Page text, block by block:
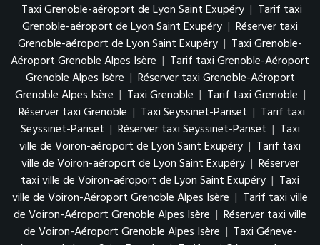
Taxi Grenoble-aéroport de Lyon Saint Exupéry | Tarif taxi
Grenoble-aéroport de Lyon Saint Exupéry | Réserver taxi
Grenoble-aéroport de Lyon Saint Exupéry | Taxi Grenoble-
Aéroport Grenoble Alpes Isère | Tarif taxi Grenoble-Aéroport
Grenoble Alpes Isère | Réserver taxi Grenoble-Aéroport
Grenoble Alpes Isère | Taxi Grenoble | Tarif taxi Grenoble |
Réserver taxi Grenoble | Taxi Seyssinet-Pariset | Tarif taxi
Seyssinet-Pariset | Réserver taxi Seyssinet-Pariset | Taxi
ville de Voiron-aéroport de Lyon Saint Exupéry | Tarif taxi
ville de Voiron-aéroport de Lyon Saint Exupéry | Réserver
taxi ville de Voiron-aéroport de Lyon Saint Exupéry | Taxi
ville de Voiron-Aéroport Grenoble Alpes Isère | Tarif taxi ville
de Voiron-Aéroport Grenoble Alpes Isère | Réserver taxi ville
de Voiron-Aéroport Grenoble Alpes Isère | Taxi Géneve-